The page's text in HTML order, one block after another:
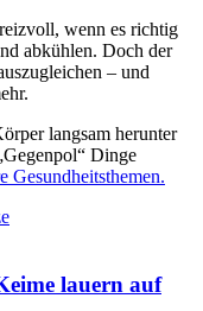
wenn es richtig
abkühlen. Doch der
– und
langsam herunter
Dinge
Gesundheitsthemen.
lauern auf